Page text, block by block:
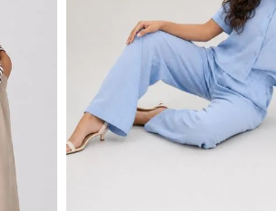
P M GG